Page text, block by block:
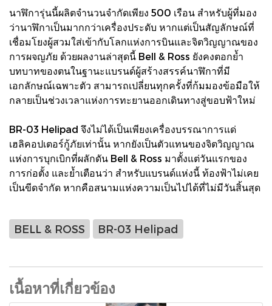
นาฬิการุ่นนี้ผลิตจำนวนจำกัดเพียง 500 เรือน สำหรับผู้ที่มอง
ว่านาฬิกาเป็นมากกว่าเครื่องประดับ หากแต่เป็นสัญลักษณ์ที่
เชื่อมโยงผู้สวมใส่เข้ากับโลกแห่งการบินและจิตวิญญาณของ
การผจญภัย ด้วยผลงานล่าสุดนี้ Bell & Ross ยังคงตอกย้ำ
บทบาทของตนในฐานะแบรนด์ผู้สร้างสรรค์นาฬิกาที่มี
เอกลักษณ์เฉพาะตัว สามารถเปลี่ยนทุกครั้งที่ก้มมองข้อมือให้
กลายเป็นช่วงเวลาแห่งการทะยานออกเดินทางสู่ขอบฟ้าใหม่
BR-03 Helipad จึงไม่ได้เป็นเพียงเครื่องบรรณาการแด่
เฮลิคอปเตอร์กู้ภัยเท่านั้น หากยังเป็นตัวแทนของจิตวิญญาณ
แห่งการบุกเบิกที่ผลักดัน Bell & Ross มาตั้งแต่วันแรกของ
การก่อตั้ง และย้ำเตือนว่า สำหรับแบรนด์แห่งนี้ ท้องฟ้าไม่เคย
เป็นขีดจำกัด หากคือสนามแห่งความเป็นไปได้ที่ไม่มีวันสิ้นสุด
BELL & ROSS BR-03 Helipad
เนื้อหาที่เกี่ยวข้อง